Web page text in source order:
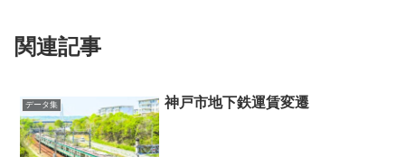
関連記事
データ集 神戸市地下鉄運賃変遷